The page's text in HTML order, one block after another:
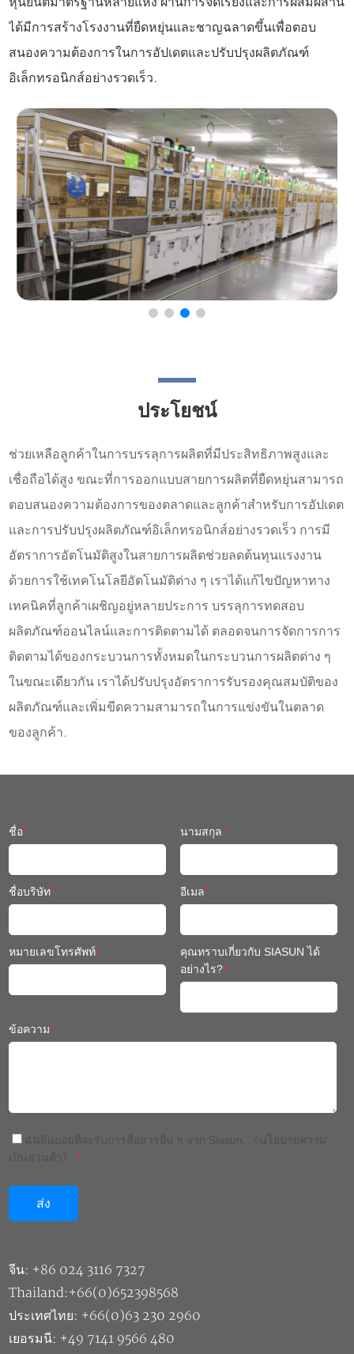
ได้มีการสร้างโรงงานที่ยืดหยุ่นและชาญฉลาดขึ้นเพื่อตอบ
สนองความต้องการในการอัปเดตและปรับปรุงผลิตภัณฑ์
อิเล็กทรอนิกส์อย่างรวดเร็ว.
ประโยชน์
ช่วยเหลือลูกค้าในการบรรลุการผลิตที่มีประสิทธิภาพสูงและ
เชื่อถือได้สูง ขณะที่การออกแบบสายการผลิตที่ยืดหยุ่นสามารถ
ตอบสนองความต้องการของตลาดและลูกค้าสำหรับการอัปเดต
และการปรับปรุงผลิตภัณฑ์อิเล็กทรอนิกส์อย่างรวดเร็ว การมี
อัตราการอัตโนมัติสูงในสายการผลิตช่วยลดต้นทุนแรงงาน
ด้วยการใช้เทคโนโลยีอัตโนมัติต่าง ๆ เราได้แก้ไขปัญหาทาง
เทคนิคที่ลูกค้าเผชิญอยู่หลายประการ บรรลุการทดสอบ
ผลิตภัณฑ์ออนไลน์และการติดตามได้ ตลอดจนการจัดการการ
ติดตามได้ของกระบวนการทั้งหมดในกระบวนการผลิตต่าง ๆ
ในขณะเดียวกัน เราได้ปรับปรุงอัตราการรับรองคุณสมบัติของ
ผลิตภัณฑ์และเพิ่มขีดความสามารถในการแข่งขันในตลาด
ของลูกค้า.
ชื่อ* นามสกุล*
ชื่อบริษัท* อีเมล*
หมายเลขโทรศัพท์*
คุณทราบเกี่ยวกับ SIASUN ได้
อย่างไร?*
ข้อความ*
*
จีน: +86 024 3116 7327
Thailand:+66(0)652398568
ประเทศไทย: +66(0)63 230 2960
เยอรมนี: +49 7141 9566 480